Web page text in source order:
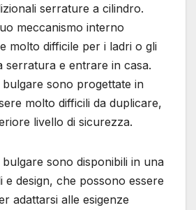
serrature a cilindro.
meccanismo interno
molto difficile per i ladri o gli
serratura e entrare in casa.
sono progettate in
molto difficili da duplicare,
livello di sicurezza.
sono disponibili in una
e design, che possono essere
adattarsi alle esigenze